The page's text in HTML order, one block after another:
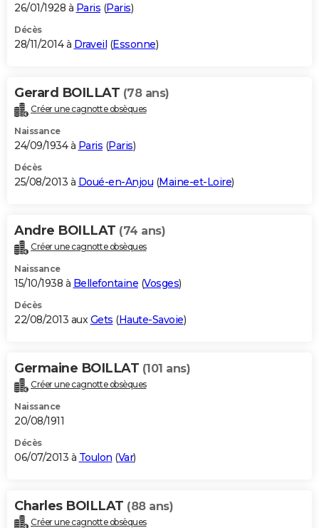
26/01/1928 à Paris (Paris)
Décès
28/11/2014 à Draveil (Essonne)
Gerard BOILLAT (78 ans)
Créer une cagnotte obsèques
Naissance
24/09/1934 à Paris (Paris)
Décès
25/08/2013 à Doué-en-Anjou (Maine-et-Loire)
Andre BOILLAT (74 ans)
Créer une cagnotte obsèques
Naissance
15/10/1938 à Bellefontaine (Vosges)
Décès
22/08/2013 auxGets (Haute-Savoie)
Germaine BOILLAT (101 ans)
Créer une cagnotte obsèques
Naissance
20/08/1911
Décès
06/07/2013 à Toulon (Var)
Charles BOILLAT (88 ans)
Créer une cagnotte obsèques